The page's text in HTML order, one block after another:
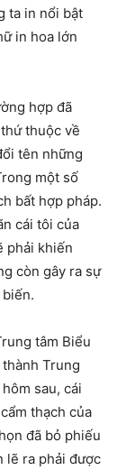
ta in nổi bật
in hoa lớn
hợp đã
thuộc về
tên những
một số
bất hợp pháp.
cái tôi của
phải khiến
còn gây ra sự
tâm Biểu
Trung
sau, cái
thạch của
đã bỏ phiếu
lẽ ra phải được